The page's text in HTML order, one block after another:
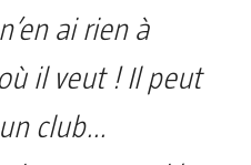
ai rien à
il veut ! Il peut
club…